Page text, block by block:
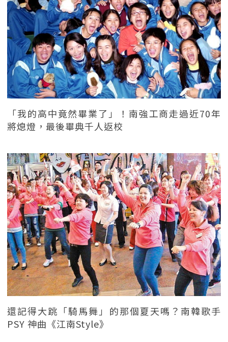
「我的高中竟然畢業了」！南強工商走過近70年
將熄燈，最後畢典千人返校
還記得大跳「騎馬舞」的那個夏天嗎？南韓歌手
PSY 神曲《江南Style》